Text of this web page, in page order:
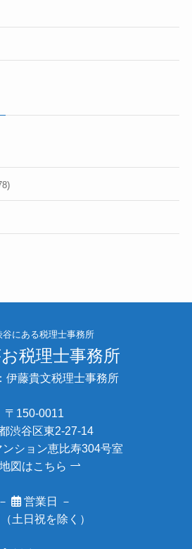
谷にある税理士事務所
税理士事務所
伊藤貴文税理士事務所
〒150-0011
渋谷区東2-27-14
ション恵比寿304号室
地図はこちら
－
営業日 －
土日祝を除く）